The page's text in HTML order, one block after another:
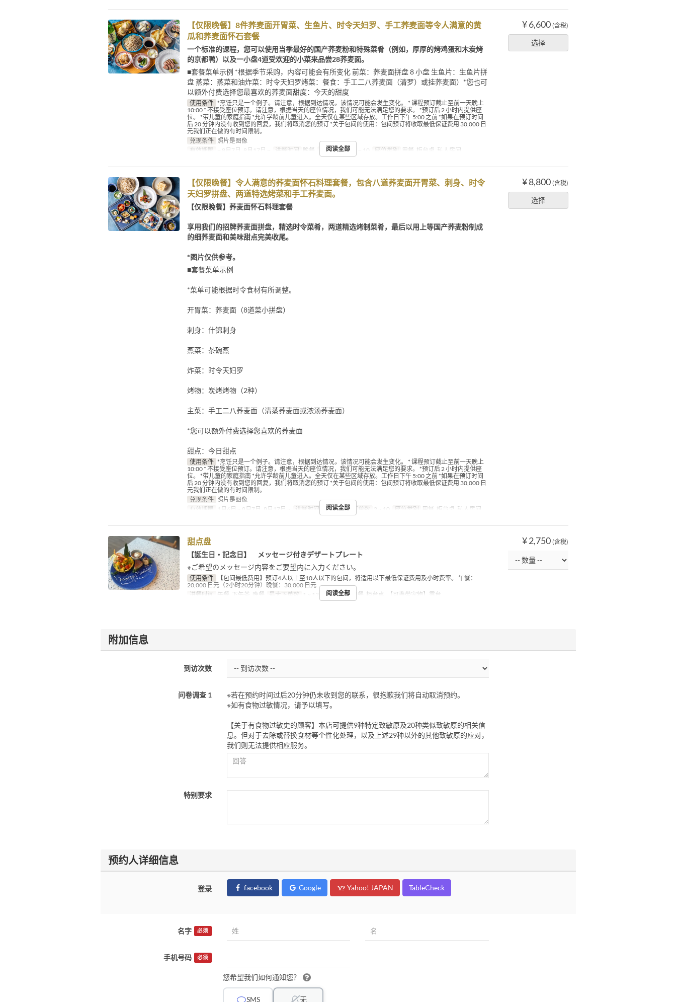
¥ 6,600 (含税)
选择
【仅限晚餐】8件荞麦面开胃菜、生鱼片、时令天妇罗、手工荞麦面等令人满意的黄
瓜和荞麦面怀石套餐
一个标准的课程，您可以使用当季最好的国产荞麦粉和特殊菜肴（例如，厚厚的烤鸡蛋和木炭烤
的京都鸭）以及一小盘4道受欢迎的小菜来品尝28荞麦面。
■套餐菜单示例 *根据季节采购，内容可能会有所变化 前菜：荞麦面拼盘 8 小盘 生鱼片：生鱼片拼
盘 蒸菜：蒸菜和油炸菜：时令天妇罗烤菜：餐食：手工二八荞麦面（清罗）或挂荞麦面）*您也可
以额外付费选择您最喜欢的荞麦面甜度：今天的甜度
使用条件 *烹饪只是一个例子。请注意，根据到达情况，该情况可能会发生变化。 * 课程预订截止至前一天晚上
10:00 * 不接受座位预订。请注意，根据当天的座位情况，我们可能无法满足您的要求。 *预订后 2 小时内提供座
位。 *带儿童的家庭指南 *允许学龄前儿童进入。全天仅在某些区域存放。工作日下午 5:00 之前 *如果在预订时间
后 20 分钟内没有收到您的回复，我们将取消您的预订 *关于包间的使用：包间预订将收取最低保证费用 30,000 日
元我们正在做的有时间限制。
兑现条件 照片是图像
有效期限
~ 8月7日, 8月17日 ~ 进餐时间 晚餐 最大下单数 2 ~ 10 座位类别 用餐, 柜台桌, 私人房间
阅读全部
¥ 8,800 (含税)
选择
【仅限晚餐】令人满意的荞麦面怀石料理套餐，包含八道荞麦面开胃菜、刺身、时令
天妇罗拼盘、两道特选烤菜和手工荞麦面。
【仅限晚餐】荞麦面怀石料理套餐
享用我们的招牌荞麦面拼盘，精选时令菜肴，两道精选烤制菜肴，最后以用上等国产荞麦粉制成
的细荞麦面和美味甜点完美收尾。
*图片仅供参考。
■套餐菜单示例
*菜单可能根据时令食材有所调整。
开胃菜：荞麦面（8道菜小拼盘）
刺身：什锦刺身
蒸菜：茶碗蒸
炸菜：时令天妇罗
烤物：炭烤烤物（2种）
主菜：手工二八荞麦面（清蒸荞麦面或浓汤荞麦面）
*您可以额外付费选择您喜欢的荞麦面
甜点：今日甜点
使用条件 *烹饪只是一个例子。请注意，根据到达情况，该情况可能会发生变化。 * 课程预订截止至前一天晚上
10:00 * 不接受座位预订。请注意，根据当天的座位情况，我们可能无法满足您的要求。 *预订后 2 小时内提供座
位。 *带儿童的家庭指南 *允许学龄前儿童进入。全天仅在某些区域存放。工作日下午 5:00 之前 *如果在预订时间
后 20 分钟内没有收到您的回复，我们将取消您的预订 *关于包间的使用：包间预订将收取最低保证费用 30,000 日
元我们正在做的有时间限制。
兑现条件 照片是图像
有效期限
1月6日 ~ 8月7日, 8月17日 ~ 进餐时间 晚餐 最大下单数 2 ~ 10 座位类别 用餐, 柜台桌, 私人房间
阅读全部
¥ 2,750 (含税)
甜点盘
【誕生日・記念日】 メッセージ付きデザートプレート
※ご希望のメッセージ内容をご要望内に入力ください。
使用条件
【包间最低费用】预订4人以上至10人以下的包间，将适用以下最低保证费用及小时费率。 午餐：
20,000 日元（2小时20分钟）晚餐：30,000 日元
进餐时间
午餐, 下午茶, 晚餐 最大下单数 1 ~ 12 座位类别 用餐, 柜台桌, 【可携带宠物】露台
阅读全部
附加信息
到访次数
问卷调查 1
※若在预约时间过后20分钟仍未收到您的联系，很抱歉我们将自动取消预约。
※如有食物过敏情况，请予以填写。
【关于有食物过敏史的顾客】本店可提供9种特定致敏原及20种类似致敏原的相关信
息。但对于去除或替换食材等个性化处理，以及上述29种以外的其他致敏原的应对，
我们则无法提供相应服务。
特别要求
预约人详细信息
登录 facebook Google Yahoo! JAPAN TableCheck
名字 必须
手机号码 必须
您希望我们如何通知您？
SMS 无